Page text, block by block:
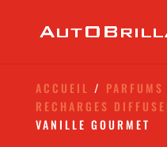
ACCUEIL /
RECHARGES
VANILLE GOURMET